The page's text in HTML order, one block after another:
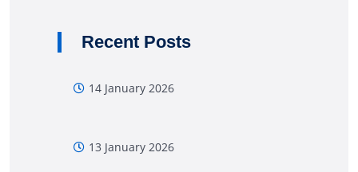
Recent Posts
14 January 2026
13 January 2026